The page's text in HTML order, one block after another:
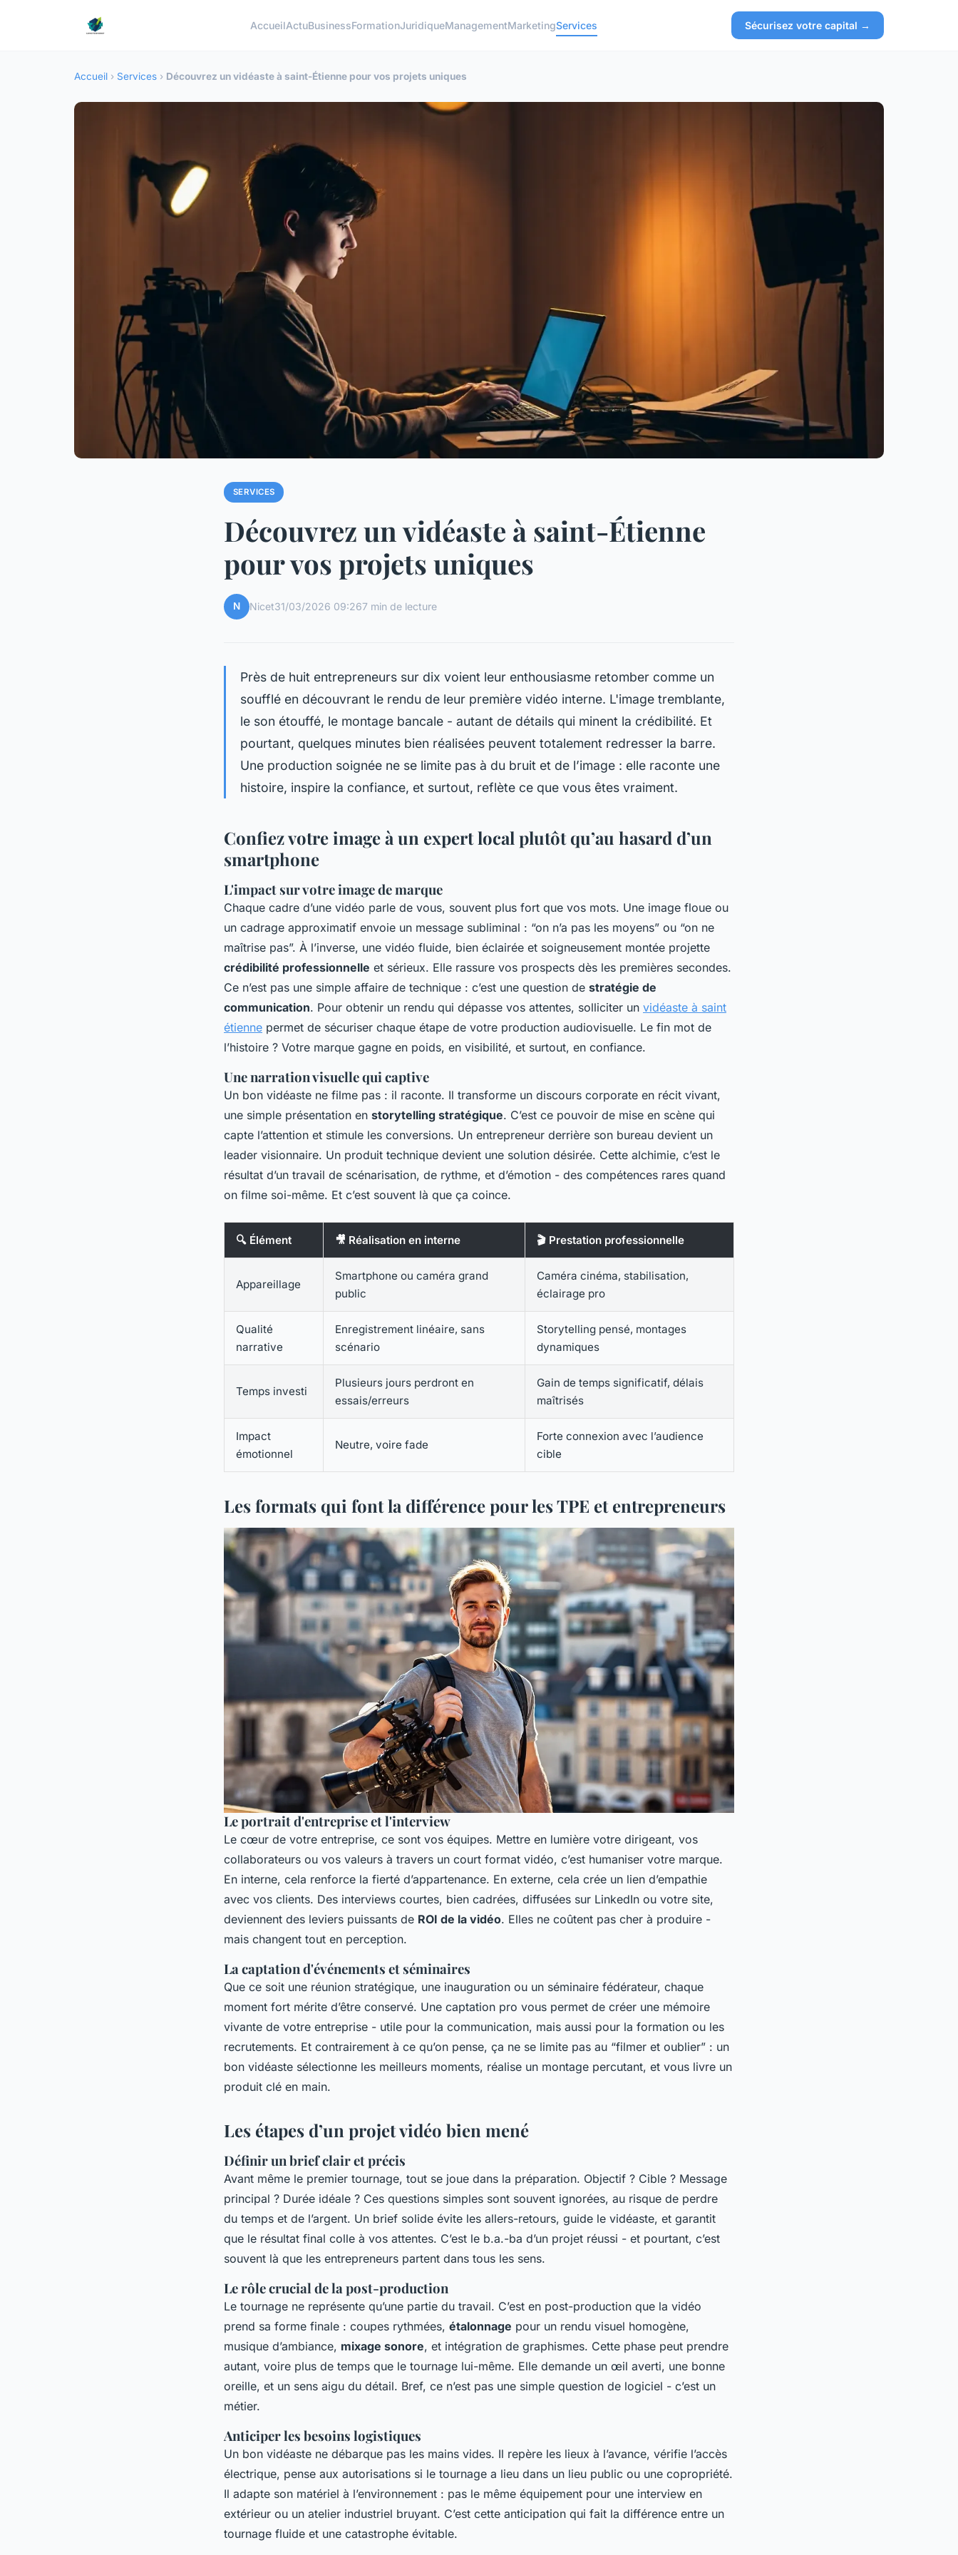
AccueilActuBusinessFormationJuridiqueManagementMarketingServices Sécurisez votre capital →
Accueil › Services › Découvrez un vidéaste à saint-Étienne pour vos projets uniques
SERVICES
Découvrez un vidéaste à saint-Étienne
pour vos projets uniques
N Nicet31/03/2026 09:267 min de lecture
Près de huit entrepreneurs sur dix voient leur enthousiasme retomber comme un
soufflé en découvrant le rendu de leur première vidéo interne. L'image tremblante,
le son étouffé, le montage bancale - autant de détails qui minent la crédibilité. Et
pourtant, quelques minutes bien réalisées peuvent totalement redresser la barre.
Une production soignée ne se limite pas à du bruit et de l’image : elle raconte une
histoire, inspire la confiance, et surtout, reflète ce que vous êtes vraiment.
Confiez votre image à un expert local plutôt qu’au hasard d’un
smartphone
L'impact sur votre image de marque
Chaque cadre d’une vidéo parle de vous, souvent plus fort que vos mots. Une image floue ou
un cadrage approximatif envoie un message subliminal : “on n’a pas les moyens” ou “on ne
maîtrise pas”. À l’inverse, une vidéo fluide, bien éclairée et soigneusement montée projette
crédibilité professionnelle et sérieux. Elle rassure vos prospects dès les premières secondes.
Ce n’est pas une simple affaire de technique : c’est une question de stratégie de
communication. Pour obtenir un rendu qui dépasse vos attentes, solliciter un vidéaste à saint
étienne permet de sécuriser chaque étape de votre production audiovisuelle. Le fin mot de
l’histoire ? Votre marque gagne en poids, en visibilité, et surtout, en confiance.
Une narration visuelle qui captive
Un bon vidéaste ne filme pas : il raconte. Il transforme un discours corporate en récit vivant,
une simple présentation en storytelling stratégique. C’est ce pouvoir de mise en scène qui
capte l’attention et stimule les conversions. Un entrepreneur derrière son bureau devient un
leader visionnaire. Un produit technique devient une solution désirée. Cette alchimie, c’est le
résultat d’un travail de scénarisation, de rythme, et d’émotion - des compétences rares quand
on filme soi-même. Et c’est souvent là que ça coince.
🔍 Élément 🎥 Réalisation en interne 🎬 Prestation professionnelle
Appareillage
Smartphone ou caméra grand
public
Caméra cinéma, stabilisation,
éclairage pro
Qualité
narrative
Enregistrement linéaire, sans
scénario
Storytelling pensé, montages
dynamiques
Temps investi
Plusieurs jours perdront en
essais/erreurs
Gain de temps significatif, délais
maîtrisés
Impact
émotionnel
Neutre, voire fade
Forte connexion avec l’audience
cible
Les formats qui font la différence pour les TPE et entrepreneurs
Le portrait d'entreprise et l'interview
Le cœur de votre entreprise, ce sont vos équipes. Mettre en lumière votre dirigeant, vos
collaborateurs ou vos valeurs à travers un court format vidéo, c’est humaniser votre marque.
En interne, cela renforce la fierté d’appartenance. En externe, cela crée un lien d’empathie
avec vos clients. Des interviews courtes, bien cadrées, diffusées sur LinkedIn ou votre site,
deviennent des leviers puissants de ROI de la vidéo. Elles ne coûtent pas cher à produire -
mais changent tout en perception.
La captation d'événements et séminaires
Que ce soit une réunion stratégique, une inauguration ou un séminaire fédérateur, chaque
moment fort mérite d’être conservé. Une captation pro vous permet de créer une mémoire
vivante de votre entreprise - utile pour la communication, mais aussi pour la formation ou les
recrutements. Et contrairement à ce qu’on pense, ça ne se limite pas au “filmer et oublier” : un
bon vidéaste sélectionne les meilleurs moments, réalise un montage percutant, et vous livre un
produit clé en main.
Les étapes d’un projet vidéo bien mené
Définir un brief clair et précis
Avant même le premier tournage, tout se joue dans la préparation. Objectif ? Cible ? Message
principal ? Durée idéale ? Ces questions simples sont souvent ignorées, au risque de perdre
du temps et de l’argent. Un brief solide évite les allers-retours, guide le vidéaste, et garantit
que le résultat final colle à vos attentes. C’est le b.a.-ba d’un projet réussi - et pourtant, c’est
souvent là que les entrepreneurs partent dans tous les sens.
Le rôle crucial de la post-production
Le tournage ne représente qu’une partie du travail. C’est en post-production que la vidéo
prend sa forme finale : coupes rythmées, étalonnage pour un rendu visuel homogène,
musique d’ambiance, mixage sonore, et intégration de graphismes. Cette phase peut prendre
autant, voire plus de temps que le tournage lui-même. Elle demande un œil averti, une bonne
oreille, et un sens aigu du détail. Bref, ce n’est pas une simple question de logiciel - c’est un
métier.
Anticiper les besoins logistiques
Un bon vidéaste ne débarque pas les mains vides. Il repère les lieux à l’avance, vérifie l’accès
électrique, pense aux autorisations si le tournage a lieu dans un lieu public ou une copropriété.
Il adapte son matériel à l’environnement : pas le même équipement pour une interview en
extérieur ou un atelier industriel bruyant. C’est cette anticipation qui fait la différence entre un
tournage fluide et une catastrophe évitable.